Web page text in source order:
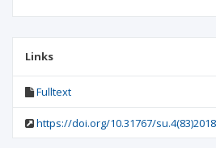
Links
Fulltext
https://doi.org/10.31767/